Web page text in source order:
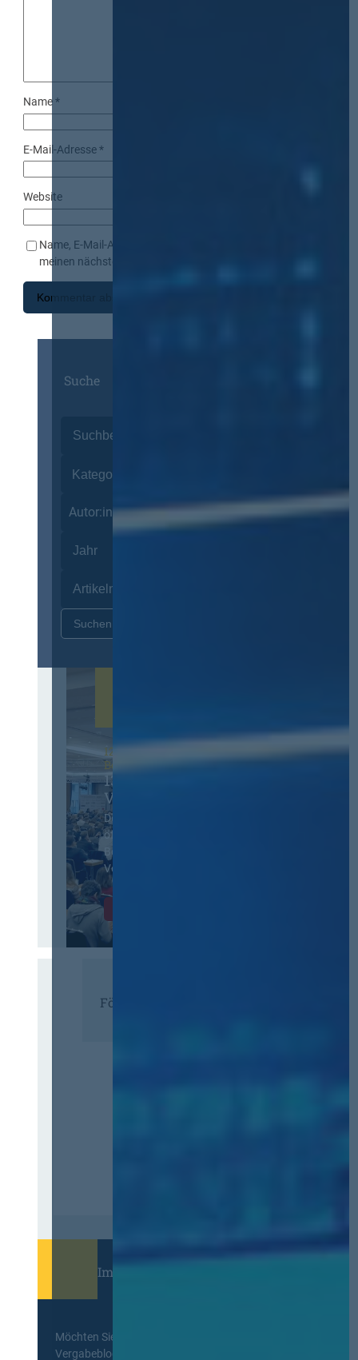
Name*
E-Mail-Adresse*
Website
Name, E-Mail-Adresse und Website in diesem Browser für
meinen nächsten Kommentar speichern.
Suche
Autor:innen
12. & 13. November 2026 in
Berlin
13. Deutscher
Vergabetag
Der Jahreskongress für
öffentliches
Beschaffungswesen und
Vergaberecht
Förderer
Immer informiert bleiben!
Möchten Sie keine Neuigkeiten aus dem
Vergabeblog verpassen? Per